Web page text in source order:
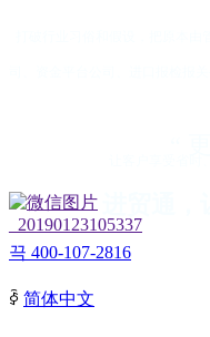
끅 400-107-2816
ꀅ 简体中文